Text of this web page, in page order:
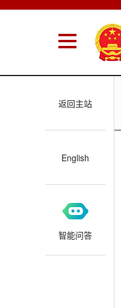
返回主站
English
智能问答